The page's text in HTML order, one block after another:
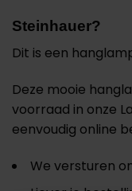
Steinhauer?
Dit is een
Deze mooie
voorraad in onze
eenvoudig online
We versturen